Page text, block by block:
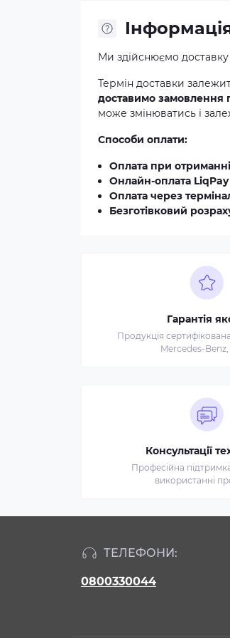
Ми здійснюємо доставку
Термін доставки
доставимо замовлення
може змінюватись і
Способи оплати:
Оплата при отриманні
Онлайн-оплата LiqPay
Оплата через
Безготівковий
Гарантія
Продукція
Mercedes-
Консультації
Професійна
використанні
ТЕЛЕФОНИ:
0800330044